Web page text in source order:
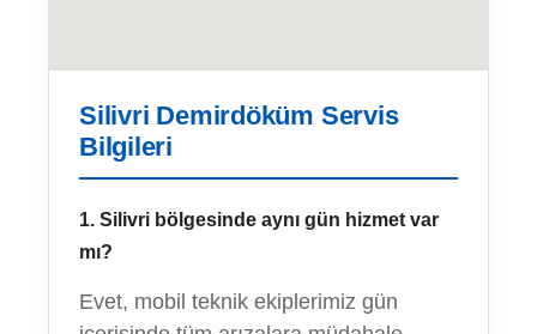
Silivri Demirdöküm Servis
Bilgileri
1. Silivri bölgesinde aynı gün hizmet var
mı?
Evet, mobil teknik ekiplerimiz gün